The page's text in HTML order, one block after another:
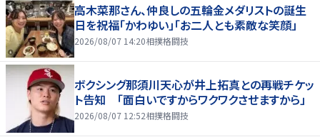
高木菜那さん、仲良しの五輪金メダリストの誕生
日を祝福「かわゆい」「お二人とも素敵な笑顔」
2026/08/07 14:20相撲格闘技
ボクシング那須川天心が井上拓真との再戦チケッ
ト告知 「面白いですからワクワクさせますから」
2026/08/07 12:52相撲格闘技